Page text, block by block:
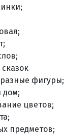
фигуры;
дом;
цветов;
предметов;